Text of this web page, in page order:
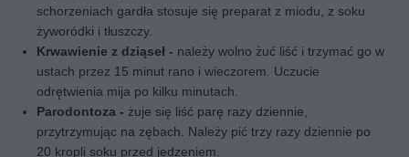
schorzeniach gardła stosuje się preparat z miodu, z soku
żyworódki i tłuszczy.
Krwawienie z dziąseł - należy wolno żuć liść i trzymać go w
ustach przez 15 minut rano i wieczorem. Uczucie
odrętwienia mija po kilku minutach.
Parodontoza - żuje się liść parę razy dziennie,
przytrzymując na zębach. Należy pić trzy razy dziennie po
20 kropli soku przed jedzeniem.